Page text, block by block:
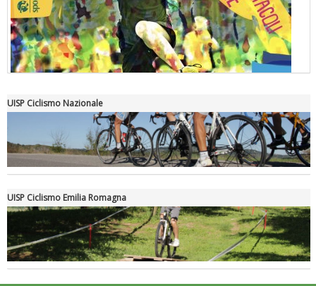
"Superare gli ostacoli": la relazione di Tiziano Pesce al CN Uisp
UISP Ciclismo Nazionale
UISP Ciclismo Emilia Romagna